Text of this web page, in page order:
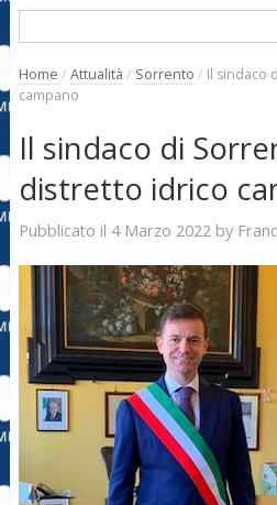
Home / Attualità / Sorrento / Il sindaco
campano
Il sindaco di
distretto idrico
Pubblicato il 4 Marzo 2022by